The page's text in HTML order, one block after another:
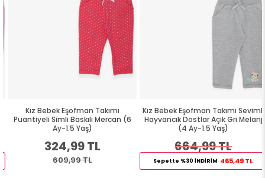
Kız Bebek Eşofman Takımı
Puantiyeli Simli Baskılı Mercan (6
Ay-1.5 Yaş)
324,99 TL
609,99 TL
Kız Bebek Eşofman Takımı Sevimli
Hayvancık Dostlar Açık Gri Melanj
(4 Ay-1.5 Yaş)
664,99 TL
Sepette %30 İNDİRİM 465,49 TL